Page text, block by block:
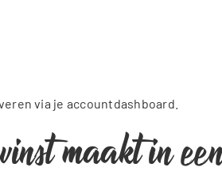
via je accountdashboard.
maakt in